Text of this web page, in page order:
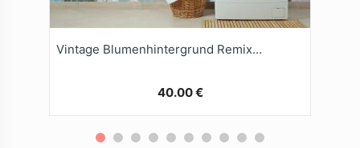
Vintage Blumenhintergrund Remixed Aus Den Kunstwerken
40.00 €